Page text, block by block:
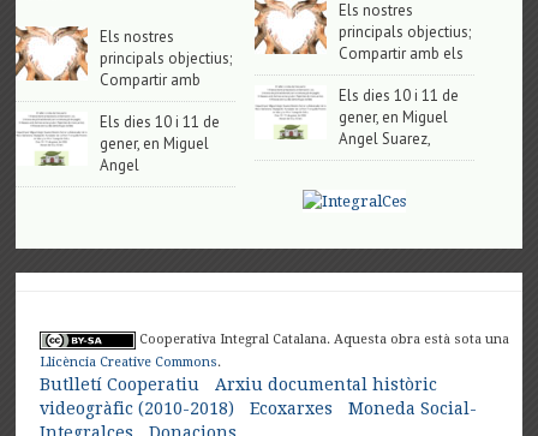
Els nostres
principals objectius;
Compartir amb
Els dies 10 i 11 de
gener, en Miguel
Angel
Els nostres
principals objectius;
Compartir amb els
Els dies 10 i 11 de
gener, en Miguel
Angel Suarez,
Cooperativa Integral Catalana. Aquesta obra està sota una
Llicència Creative Commons.
Butlletí Cooperatiu
Arxiu documental històric
videogràfic (2010-2018)
Ecoxarxes
Moneda Social-